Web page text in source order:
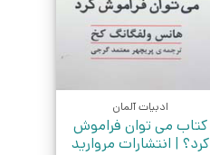
ادبیات آلمان
کتاب می توان فراموش
کرد؟ | انتشارات مروارید